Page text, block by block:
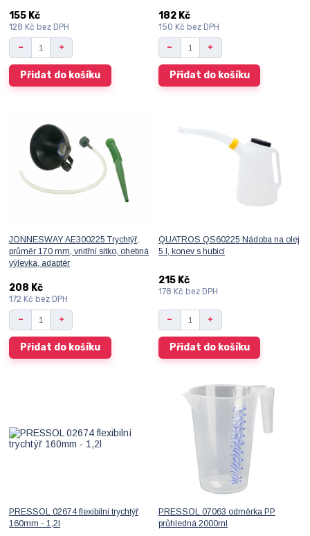
155 Kč
128 Kčbez DPH
Přidat do košíku
182 Kč
150 Kč bez DPH
Přidat do košíku
JONNESWAY AE300225 Trychtýř,
průměr 170 mm, vnitřní sítko, ohebná
výlevka, adaptér
208 Kč
172 Kčbez DPH
Přidat do košíku
QUATROS QS60225 Nádoba na olej
5 l, konev s hubicí
215 Kč
178 Kč bez DPH
Přidat do košíku
PRESSOL 02674 flexibilní trychtýř
160mm - 1,2l
PRESSOL 07063 odměrka PP
průhledná 2000ml